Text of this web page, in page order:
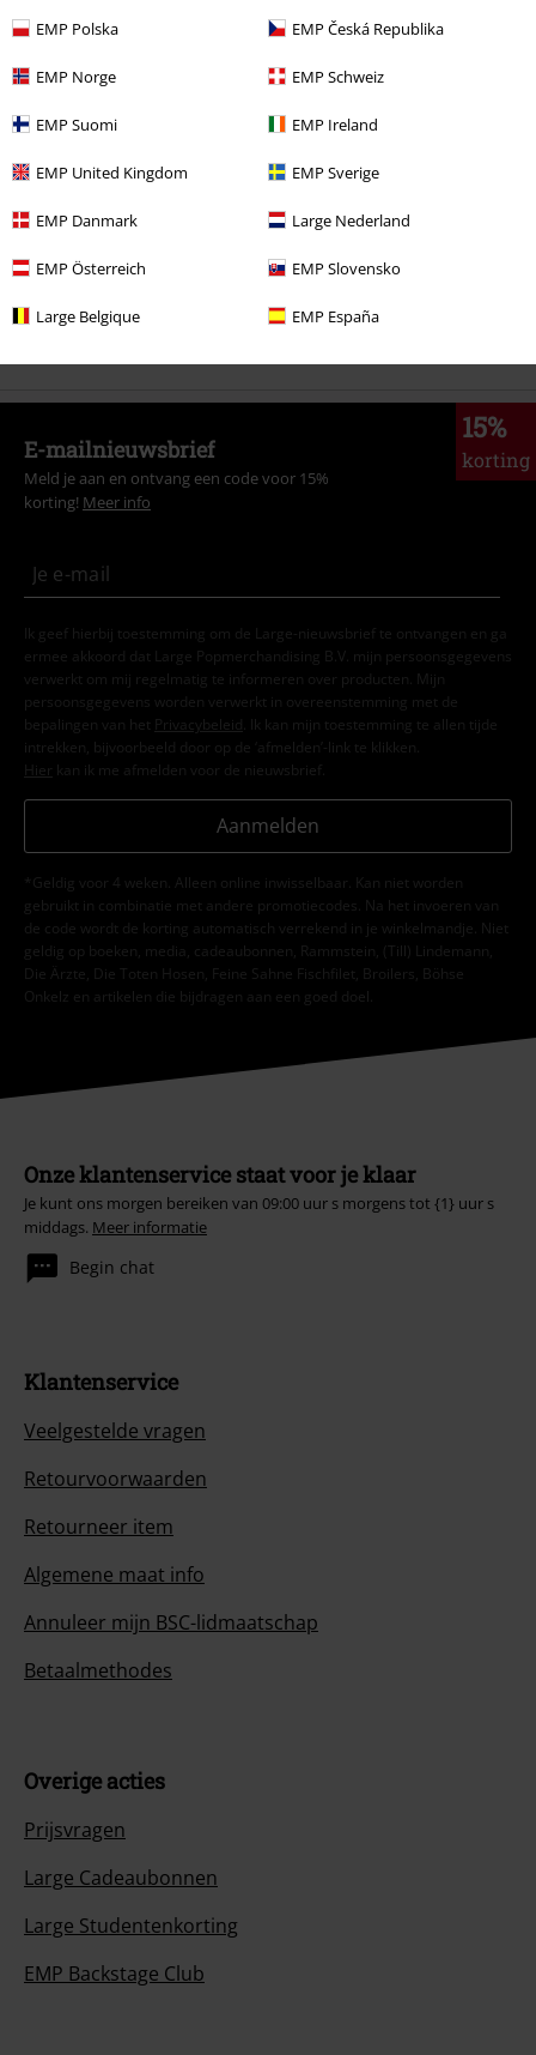
EMP Polska EMP Česká Republika
EMP Norge EMP Schweiz
EMP Suomi EMP Ireland
EMP United Kingdom EMP Sverige
EMP Danmark Large Nederland
EMP Österreich EMP Slovensko
Large Belgique EMP España
Stijlen Zwarte kleding Zwarte schoenen
Stijlen Streetwear Kleding
Kledingmerken
Stijlen Streetwear Streetwear vrouwen
Kledingmerken Schoenen
15%
korting
E-mailnieuwsbrief
Meld je aan en ontvang een code voor 15%
korting! Meer info
Ik geef hierbij toestemming om de Large-nieuwsbrief te ontvangen en ga
ermee akkoord dat Large Popmerchandising B.V. mijn persoonsgegevens
verwerkt om mij regelmatig te informeren over producten. Mijn
persoonsgegevens worden verwerkt in overeenstemming met de
bepalingen van het
Privacybeleid . Ik kan mijn toestemming te allen tijde
intrekken, bijvoorbeeld door op de ‘afmelden’-link te klikken.
Hier kan ik me afmelden voor de nieuwsbrief.
Aanmelden
*Geldig voor 4 weken. Alleen online inwisselbaar. Kan niet worden
gebruikt in combinatie met andere promotiecodes. Na het invoeren van
de code wordt de korting automatisch verrekend in je winkelmandje. Niet
geldig op boeken, media, cadeaubonnen, Rammstein, (Till) Lindemann,
Die Ärzte, Die Toten Hosen, Feine Sahne Fischfilet, Broilers, Böhse
Onkelz en artikelen die bijdragen aan een goed doel.
Onze klantenservice staat voor je klaar
Je kunt ons morgen bereiken van 09:00 uur s morgens tot {1} uur s
middags. Meer informatie
Begin chat
Klantenservice
Veelgestelde vragen
Retourvoorwaarden
Retourneer item
Algemene maat info
Annuleer mijn BSC-lidmaatschap
Betaalmethodes
Overige acties
Prijsvragen
Large Cadeaubonnen
Large Studentenkorting
EMP Backstage Club